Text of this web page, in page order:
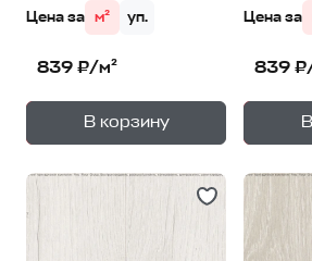
Цена за м² уп.
839 ₽/м²
В корзину
— 1уп.
Цена за
839
—